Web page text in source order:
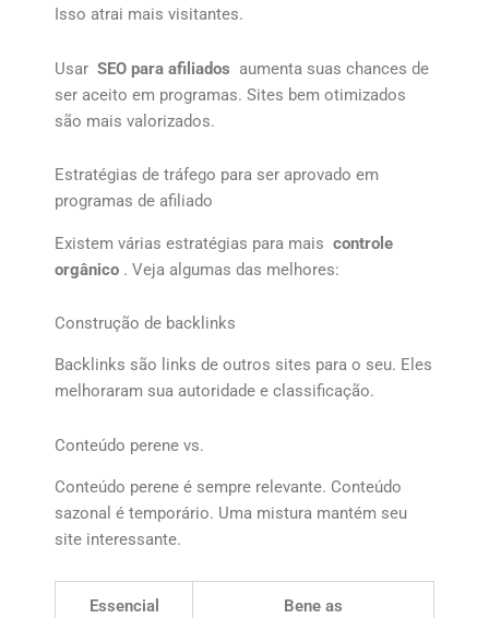
Isso atrai mais visitantes.
Usar SEO para afiliados aumenta suas chances de
ser aceito em programas. Sites bem otimizados
são mais valorizados.
Estratégias de tráfego para ser aprovado em
programas de afiliado
Existem várias estratégias para mais controle
orgânico . Veja algumas das melhores:
Construção de backlinks
Backlinks são links de outros sites para o seu. Eles
melhoraram sua autoridade e classificação.
Conteúdo perene vs.
Conteúdo perene é sempre relevante. Conteúdo
sazonal é temporário. Uma mistura mantém seu
site interessante.
Essencial Bene as